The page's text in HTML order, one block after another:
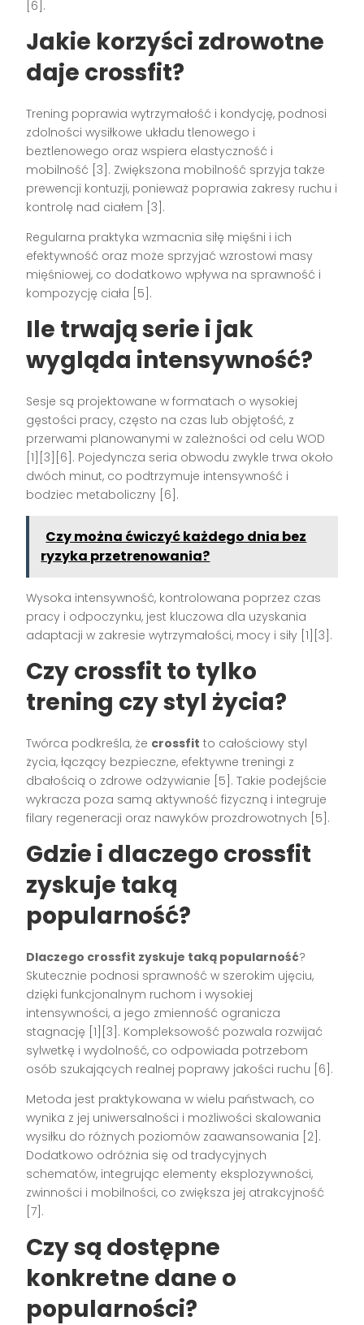
[6].
Jakie korzyści zdrowotne
daje crossfit?
Trening poprawia wytrzymałość i kondycję, podnosi
zdolności wysiłkowe układu tlenowego i
beztlenowego oraz wspiera elastyczność i
mobilność [3]. Zwiększona mobilność sprzyja także
prewencji kontuzji, ponieważ poprawia zakresy ruchu i
kontrolę nad ciałem [3].
Regularna praktyka wzmacnia siłę mięśni i ich
efektywność oraz może sprzyjać wzrostowi masy
mięśniowej, co dodatkowo wpływa na sprawność i
kompozycję ciała [5].
Ile trwają serie i jak
wygląda intensywność?
Sesje są projektowane w formatach o wysokiej
gęstości pracy, często na czas lub objętość, z
przerwami planowanymi w zależności od celu WOD
[1][3][6]. Pojedyncza seria obwodu zwykle trwa około
dwóch minut, co podtrzymuje intensywność i
bodziec metaboliczny [6].
Czy można ćwiczyć każdego dnia bez
ryzyka przetrenowania?
Wysoka intensywność, kontrolowana poprzez czas
pracy i odpoczynku, jest kluczowa dla uzyskania
adaptacji w zakresie wytrzymałości, mocy i siły [1][3].
Czy crossfit to tylko
trening czy styl życia?
Twórca podkreśla, że crossfit to całościowy styl
życia, łączący bezpieczne, efektywne treningi z
dbałością o zdrowe odżywianie [5]. Takie podejście
wykracza poza samą aktywność fizyczną i integruje
filary regeneracji oraz nawyków prozdrowotnych [5].
Gdzie i dlaczego crossfit
zyskuje taką
popularność?
Dlaczego crossfit zyskuje taką popularność?
Skutecznie podnosi sprawność w szerokim ujęciu,
dzięki funkcjonalnym ruchom i wysokiej
intensywności, a jego zmienność ogranicza
stagnację [1][3]. Kompleksowość pozwala rozwijać
sylwetkę i wydolność, co odpowiada potrzebom
osób szukających realnej poprawy jakości ruchu [6].
Metoda jest praktykowana w wielu państwach, co
wynika z jej uniwersalności i możliwości skalowania
wysiłku do różnych poziomów zaawansowania [2].
Dodatkowo odróżnia się od tradycyjnych
schematów, integrując elementy eksplozywności,
zwinności i mobilności, co zwiększa jej atrakcyjność
[7].
Czy są dostępne
konkretne dane o
popularności?